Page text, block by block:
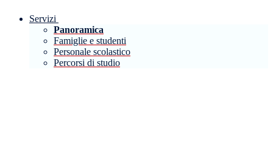
Servizi
Panoramica
Famiglie e studenti
Personale scolastico
Percorsi di studio